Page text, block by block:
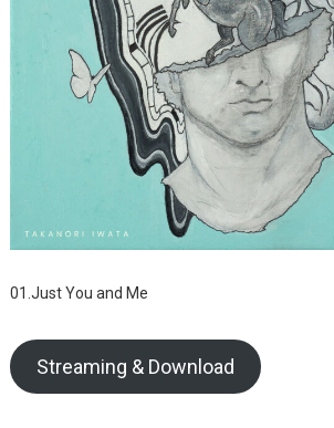
01. Just You and Me
Streaming & Download